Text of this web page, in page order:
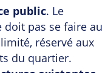
public. Le
pas se faire au
réservé aux
du quartier.